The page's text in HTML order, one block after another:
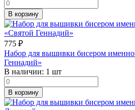
В корзину
775 ₽
Набор для вышивки бисером
Геннадий»
В наличии: 1 шт
В корзину